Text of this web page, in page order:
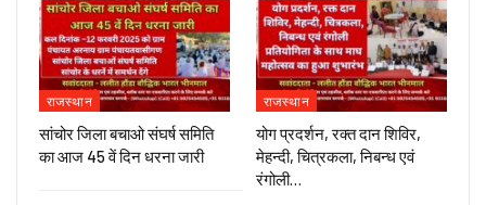
राजस्थान
सांचोर जिला बचाओ संघर्ष समिति
का आज 45 वें दिन धरना जारी
राजस्थान
योग प्रदर्शन, रक्त दान शिविर,
मेहन्दी, चित्रकला, निबन्ध एवं
रंगोली…